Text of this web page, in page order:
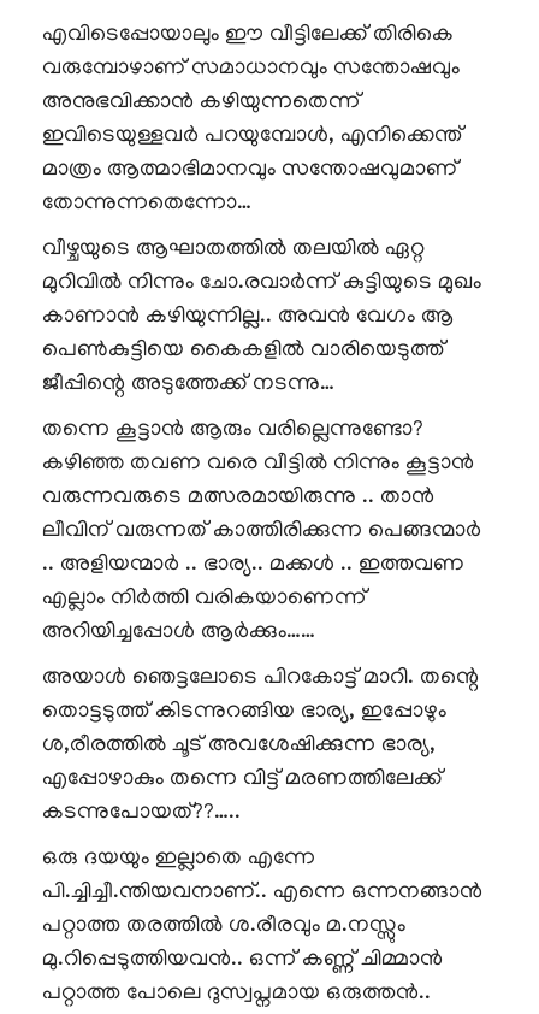
എവിടെപ്പോയാലും ഈ വീട്ടിലേക്ക് തിരികെ
വരുമ്പോഴാണ് സമാധാനവും സന്തോഷവും
അനുഭവിക്കാൻ കഴിയുന്നതെന്ന്
ഇവിടെയുള്ളവർ പറയുമ്പോൾ, എനിക്കെന്ത്
മാത്രം ആത്മാഭിമാനവും സന്തോഷവുമാണ്
തോന്നുന്നതെന്നോ…
വീഴ്ചയുടെ ആഘാതത്തിൽ തലയിൽ ഏറ്റ
മുറിവിൽ നിന്നും ചോ.രവാർന്ന് കുട്ടിയുടെ മുഖം
കാണാൻ കഴിയുന്നില്ല.. അവൻ വേഗം ആ
പെൺകുട്ടിയെ കൈകളിൽ വാരിയെടുത്ത്
ജീപ്പിന്റെ അടുത്തേക്ക് നടന്നു…
തന്നെ കൂട്ടാൻ ആരും വരില്ലെന്നുണ്ടോ?
കഴിഞ്ഞ തവണ വരെ വീട്ടിൽ നിന്നും കൂട്ടാൻ
വരുന്നവരുടെ മത്സരമായിരുന്നു .. താൻ
ലീവിന് വരുന്നത് കാത്തിരിക്കുന്ന പെങ്ങന്മാർ
.. അളിയന്മാർ .. ഭാര്യ.. മക്കൾ .. ഇത്തവണ
എല്ലാം നിർത്തി വരികയാണെന്ന്
അറിയിച്ചപ്പോൾ ആർക്കും……
അയാൾ ഞെട്ടലോടെ പിറകോട്ട് മാറി. തന്റെ
തൊട്ടടുത്ത് കിടന്നുറങ്ങിയ ഭാര്യ, ഇപ്പോഴും
ശ,രീരത്തിൽ ചൂട് അവശേഷിക്കുന്ന ഭാര്യ,
എപ്പോഴാകും തന്നെ വിട്ട് മരണത്തിലേക്ക്
കടന്നുപോയത്??…..
ഒരു ദയയും ഇല്ലാതെ എന്നേ
പി.ച്ചിച്ചീ.ന്തിയവനാണ്.. എന്നെ ഒന്നനങ്ങാൻ
പറ്റാത്ത തരത്തിൽ ശ.രീരവും മ.നസ്സും
മു.റിപ്പെടുത്തിയവൻ.. ഒന്ന് കണ്ണ് ചിമ്മാൻ
പറ്റാത്ത പോലെ ദുസ്വപ്നമായ ഒരുത്തൻ..